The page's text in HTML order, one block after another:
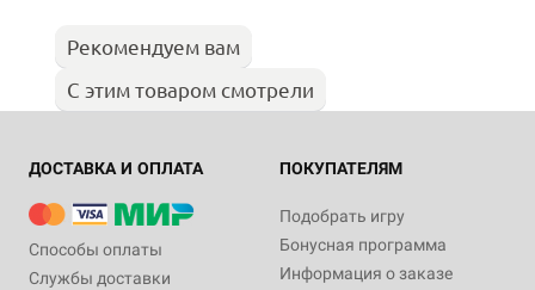
Рекомендуем вам
С этим товаром смотрели
ДОСТАВКА И ОПЛАТА
Способы оплаты
Службы доставки
ПОКУПАТЕЛЯМ
Подобрать игру
Бонусная программа
Информация о заказе